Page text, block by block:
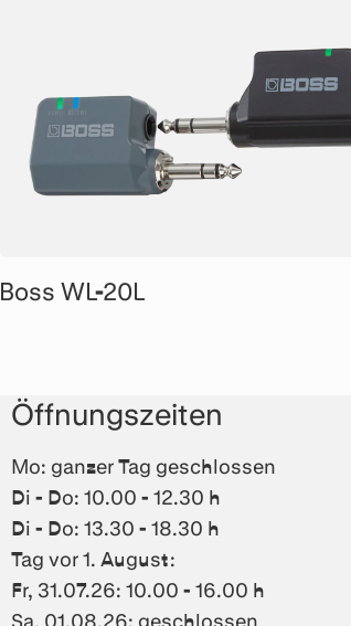
Boss WL-20L
Öffnungszeiten
Mo: ganzer Tag geschlossen
Di - Do: 10.00 - 12.30 h
Di - Do: 13.30 - 18.30 h
Tag vor 1. August:
Fr, 31.07.26: 10.00 - 16.00 h
Sa, 01.08.26: geschlossen